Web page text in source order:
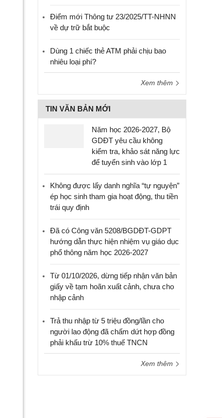
Điểm mới Thông tư 23/2025/TT-NHNN
về dự trữ bắt buộc
Dùng 1 chiếc thẻ ATM phải chịu bao
nhiêu loại phí?
Xem thêm
TIN VĂN BẢN MỚI
Năm học 2026-2027, Bộ
GDĐT yêu cầu không
kiểm tra, khảo sát năng lực
để tuyển sinh vào lớp 1
Không được lấy danh nghĩa “tự nguyện”
ép học sinh tham gia hoạt động, thu tiền
trái quy định
Đã có Công văn 5208/BGDĐT-GDPT
hướng dẫn thực hiện nhiệm vụ giáo dục
phổ thông năm học 2026-2027
Từ 01/10/2026, dừng tiếp nhận văn bản
giấy về tạm hoãn xuất cảnh, chưa cho
nhập cảnh
Trả thu nhập từ 5 triệu đồng/lần cho
người lao động đã chấm dứt hợp đồng
phải khấu trừ 10% thuế TNCN
Xem thêm